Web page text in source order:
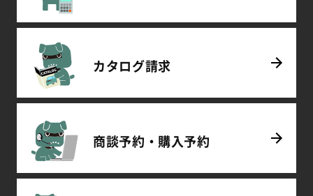
カタログ請求
商談予約・ 購入予約